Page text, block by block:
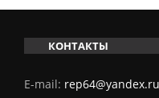
КОНТАКТЫ
E-mail: rep64@yandex.ru